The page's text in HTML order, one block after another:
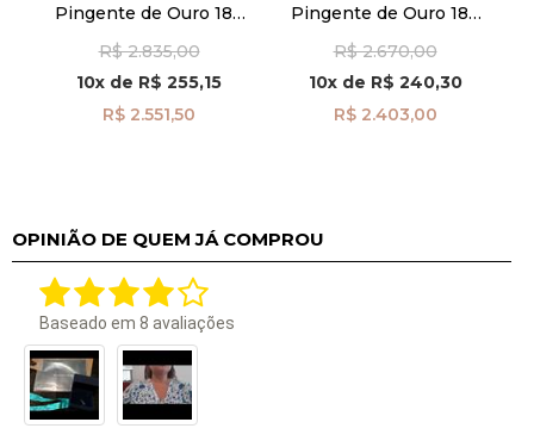
Pingente de Ouro 18k
pomerânia pi24489
R$ 2.835,00
10x de R$ 255,15
R$ 2.551,50
Pingente de Ouro 18k
R$ 2.670,00
10xde R$ 240,30
R$ 2.403,00
OPINIÃO DE QUEM JÁ COMPROU
Baseado em 8 avaliações